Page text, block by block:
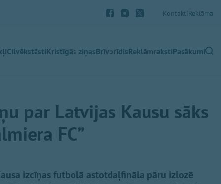
KontaktiReklāma
CilvēkstāstiKristīgās ziņasBrīvbrīdisReklāmrakstiPasākumi
par Latvijas Kausu sāks
FC”
izcīņas futbolā astotdaļfināla pāru izlozē